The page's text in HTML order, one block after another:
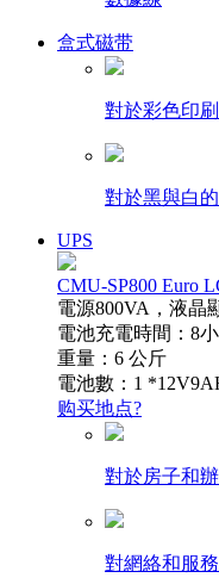
盒式磁带
對於彩色印
對於黑與白
UPS
CMU-SP800 Euro
電源800VA，液晶
電池充電時間：8
重量：6 公斤
電池數：1
购买地点?
對於房子和
對網絡和服